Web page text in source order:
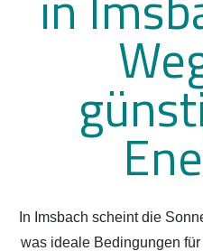
In Imsbach scheint die
was ideale Bedingungen